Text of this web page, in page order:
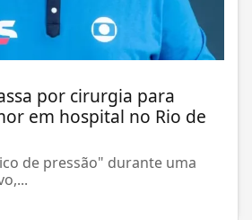
por cirurgia para
em hospital no Rio de
de pressão" durante uma